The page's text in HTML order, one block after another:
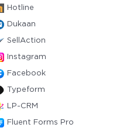
Hotline
Dukaan
SellAction
Instagram
Facebook
Typeform
LP-CRM
Fluent Forms Pro